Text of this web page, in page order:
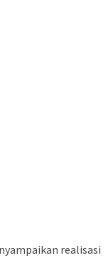
realisasi